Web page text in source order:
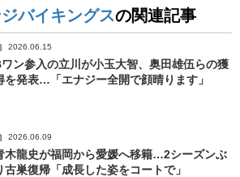
バイキングスの関連記事
2026.06.15
ン参入の立川が小玉大智、奥田雄伍らの獲
を発表…「エナジー全開で顔晴ります」
2026.06.09
木龍史が福岡から愛媛へ移籍…2シーズンぶ
古巣復帰「成長した姿をコートで」